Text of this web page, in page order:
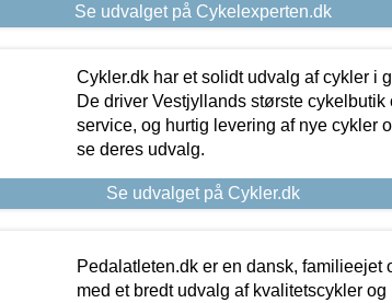
Se udvalget på Cykelexperten.dk
Cykler.dk har et solidt udvalg af cykler i
De driver Vestjyllands største cykelbutik
service, og hurtig levering af nye cykler
se deres udvalg.
Se udvalget på Cykler.dk
Pedalatleten.dk er en dansk, familieejet
med et bredt udvalg af kvalitetscykler